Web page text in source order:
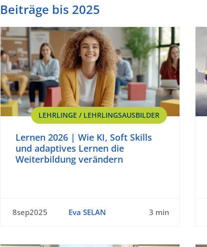
Beiträge bis 2025
LEHRLINGE / LEHRLINGSAUSBILDER
Lernen 2026 | Wie KI, Soft Skills
und adaptives Lernen die
Weiterbildung verändern
8sep2025 Eva SELAN 3 min